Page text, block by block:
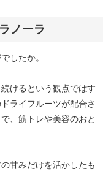
ノーラ
したか。
けるという観点ではす
ライフルーツが配合さ
、筋トレや美容のおと
甘みだけを活かしたも